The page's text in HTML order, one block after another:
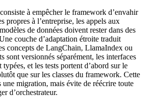
à empêcher le framework d’envahir
propres à l’entreprise, les appels aux
de données doivent rester dans des
couche d’adaptation étroite traduit
concepts de LangChain, LlamaIndex ou
sont versionnés séparément, les interfaces
typées, et les tests portent d’abord sur le
que sur les classes du framework. Cette
une migration, mais évite de réécrire toute
d’orchestrateur.